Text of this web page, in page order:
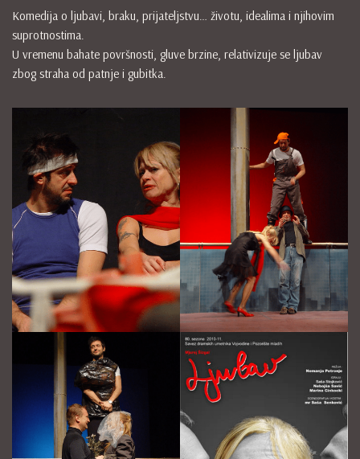
Komedija o ljubavi, braku, prijateljstvu… životu, idealima i njihovim
suprotnostima.
U vremenu bahate površnosti, gluve brzine, relativizuje se ljubav
zbog straha od patnje i gubitka.